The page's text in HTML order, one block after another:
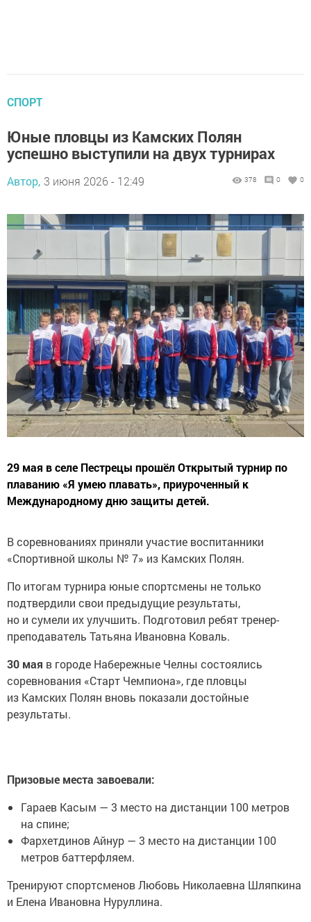
СПОРТ
Юные пловцы из Камских Полян
успешно выступили на двух турнирах
Автор, 3 июня 2026 - 12:49 378 0 0
29 мая в селе Пестрецы прошёл Открытый турнир по
плаванию «Я умею плавать», приуроченный к
Международному дню защиты детей.
В соревнованиях приняли участие воспитанники
«Спортивной школы № 7» из Камских Полян.
По итогам турнира юные спортсмены не только
подтвердили свои предыдущие результаты,
но и сумели их улучшить. Подготовил ребят тренер-
преподаватель Татьяна Ивановна Коваль.
30 мая в городе Набережные Челны состоялись
соревнования «Старт Чемпиона», где пловцы
из Камских Полян вновь показали достойные
результаты.
Призовые места завоевали:
Гараев Касым — 3 место на дистанции 100 метров
на спине;
Фархетдинов Айнур — 3 место на дистанции 100
метров баттерфляем.
Тренируют спортсменов Любовь Николаевна Шляпкина
и Елена Ивановна Нуруллина.